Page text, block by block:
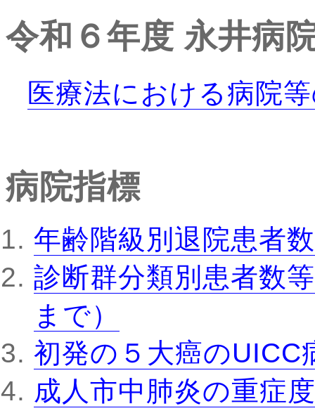
令和６年度 永井病
医療法における病院
病院指標
年齢階級別退院患者数
診断群分類別患者数
まで）
初発の５大癌のUICC
成人市中肺炎の重症